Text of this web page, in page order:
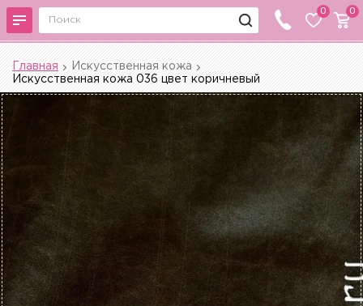
0 0
Главная
Искусственная кожа
Искусственная кожа 036 цвет коричневый